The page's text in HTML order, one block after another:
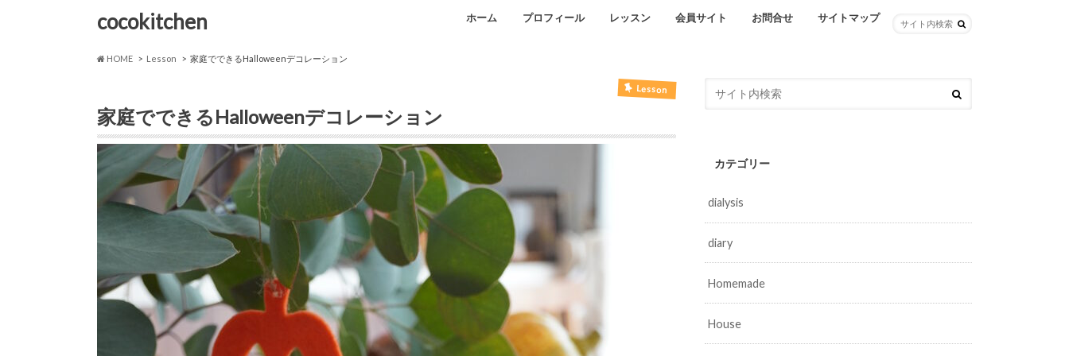
cocokitchen ホーム プロフィール レッスン 会員サイト お問合せ サイトマップ
HOME Lesson 家庭でできるHalloweenデコレーション
Lesson
家庭でできるHalloweenデコレーション
カテゴリー
dialysis
diary
Homemade
House